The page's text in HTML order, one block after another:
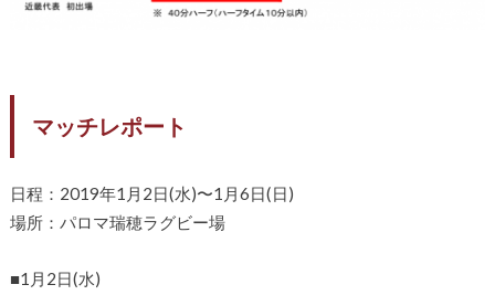
マッチレポート
日程：2019年1月2日(水)〜1月6日(日)
場所：パロマ瑞穂ラグビー場
■1月2日(水)